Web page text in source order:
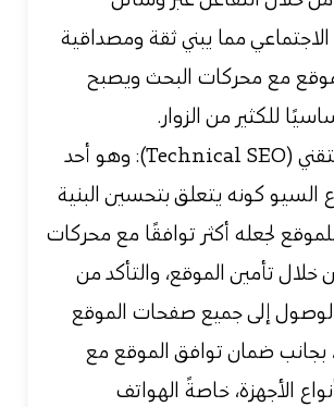
الاجتماعي مما يبني ثقة ومصداقية
مع محركات البحث ويصبح
للكثير من الزوار.
السيو التقني (Technical SEO): وهو أحد
السيو كونه يتعلق بتحسين البنية
لجعله أكثر توافقًا مع محركات
خلال تأمين الموقع، والتأكد من
إلى جميع صفحات الموقع
بجانب ضمان توافق الموقع مع
الأجهزة، خاصةً الهواتف